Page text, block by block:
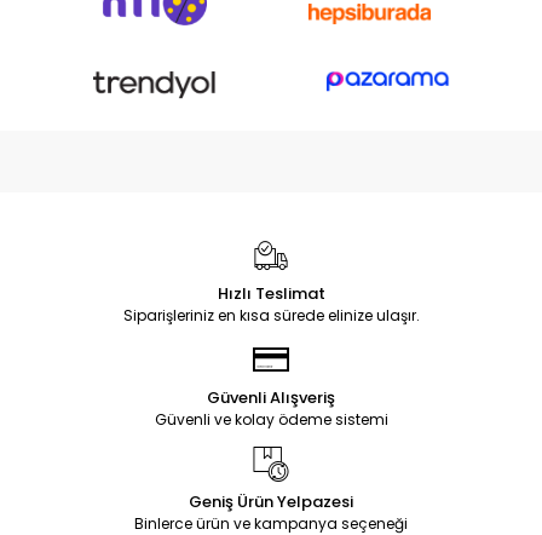
Hızlı Teslimat
Siparişleriniz en kısa sürede elinize ulaşır.
Güvenli Alışveriş
Güvenli ve kolay ödeme sistemi
Geniş Ürün Yelpazesi
Binlerce ürün ve kampanya seçeneği